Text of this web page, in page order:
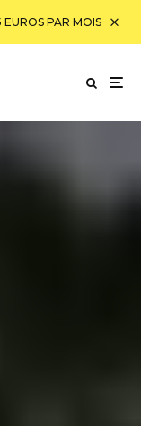
PAR MOIS